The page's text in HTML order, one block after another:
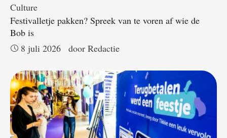
Culture
Festivalletje pakken? Spreek van te voren af wie de
Bob is
8 juli 2026
door Redactie